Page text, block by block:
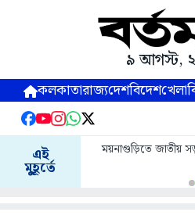
৯ আগস্ট,
কলকাতারাজ্যদেশবিদেশখেলা
এই
মুহূর্তে
ময়নাগুড়িতে জাতীয়